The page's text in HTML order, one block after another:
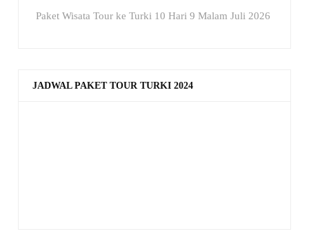
Paket Wisata Tour ke Turki 10 Hari 9 Malam Juli 2026
JADWAL PAKET TOUR TURKI 2024